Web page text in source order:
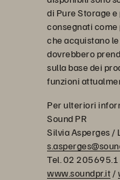
di Pure Storage
consegnati come
che acquistano
dovrebbero
sulla base dei
funzioni
Per ulteriori
Sound PR
Silvia Asperges /
Tel. 02 205695.1
www.soundpr.it /